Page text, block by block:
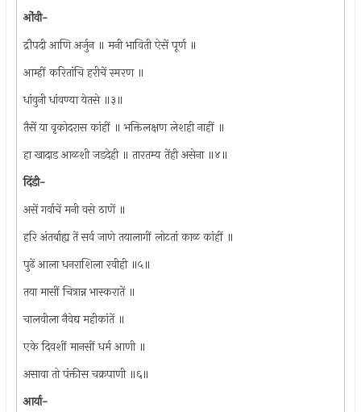
ओंवी-
द्रौपदी आणि अर्जुन ॥ मनी भाविती ऐसें पूर्ण ॥
आम्हीं करितांचि हरीचें स्मरण ॥
धांवुनी धांवण्या येतसे ॥३॥
तैसें या वृकोदरास कांहीं ॥ भक्तिलक्षण लेशही नाहीं ॥
हा खादाड आळशी जडदेही ॥ तारतम्य तेंही असेना ॥४॥
दिंडी-
असें गर्वाचें मनी वसे ठाणें ॥
हरि अंतर्बाह्य तें सर्व जाणे तयालागीं लोटतां काळ कांहीं ॥
पुढें आला धनराशिला रवीही ॥५॥
तया मासीं चित्रान्न भास्करातें ॥
चालवीला नैवेद्य महीकांतें ॥
एके दिवशीं मानसीं धर्म आणी ॥
असावा तो पंक्तीस चक्रपाणी ॥६॥
आर्या-